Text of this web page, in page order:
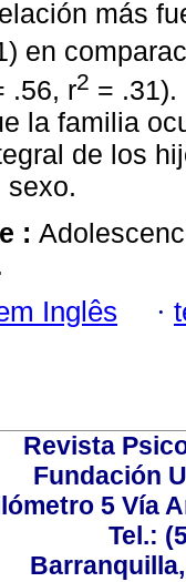
más
en
.56, r2 = .31).
la familia
de los
sexo.
:
Inglês ·
Revista
Fundación
5 Vía
Tel.: